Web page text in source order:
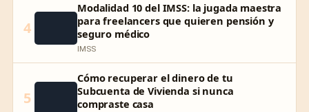
4
Modalidad 10 del IMSS: la jugada maestra
para freelancers que quieren pensión y
seguro médico
IMSS
5
Cómo recuperar el dinero de tu
Subcuenta de Vivienda si nunca
compraste casa